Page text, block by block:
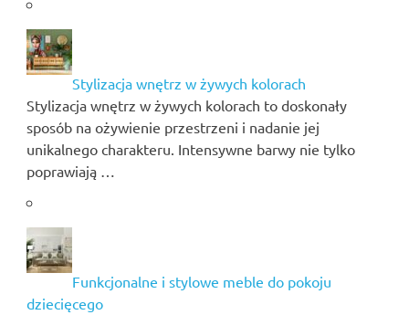
Stylizacja wnętrz w żywych kolorach
Stylizacja wnętrz w żywych kolorach to doskonały
sposób na ożywienie przestrzeni i nadanie jej
unikalnego charakteru. Intensywne barwy nie tylko
poprawiają …
Funkcjonalne i stylowe meble do pokoju
dziecięcego